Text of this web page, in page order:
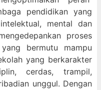
pendidikan yang
mental dan
proses
bermutu mampu
yang berkarakter
cerdas, trampil,
unggul. Dengan